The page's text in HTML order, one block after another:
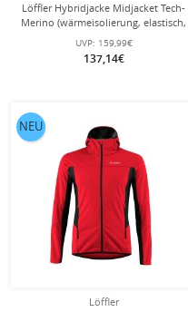
Löffler Hybridjacke Midjacket Tech-
Merino (wärmeisolierung, elastisch,
schnelltrocknend) forestgrün
Herrren
UVP: 159,99€
137,14€
Löffler
NEU